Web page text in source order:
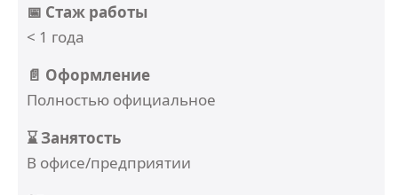
📅 Стаж работы
< 1 года
📄 Оформление
Полностью официальное
⌛ Занятость
В офисе/предприятии